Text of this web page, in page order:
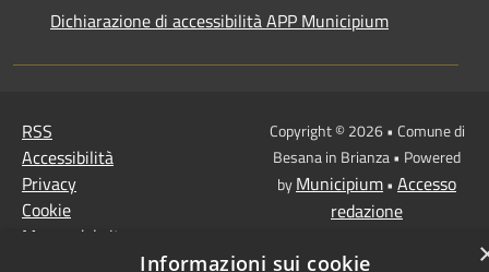
Dichiarazione di accessibilità APP Municipium
RSS
Accessibilità
Privacy
Cookie
Mappa del sito
Copyright © 2026 • Comune di
Besana in Brianza • Powered
byMunicipium• Accesso
redazione
Informazioni sui cookie